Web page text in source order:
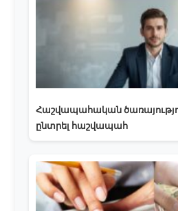
Հաշվապահական
ընտրել հաշվապահ